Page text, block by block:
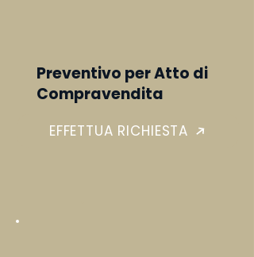
Preventivo per Atto di
Compravendita
EFFETTUA RICHIESTA